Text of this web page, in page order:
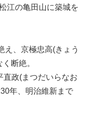
江の亀田山に築城を
え、京極忠高(きょう
断絶。
直政(まつだいらなお
年、明治維新まで